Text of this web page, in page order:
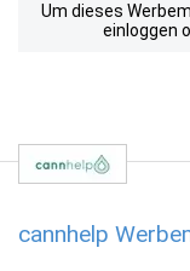
Um dieses
einloggen
cannhelp